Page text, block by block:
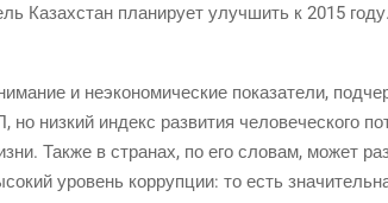
Казах­стан пла­ни­ру­ет улуч­шить к 2015
и не­экономические пока­за­те­ли,
низ­кий индекс раз­ви­тия чело­ве­че­ско­го
Так­же в стра­нах, по его сло­вам, может
уро­вень кор­руп­ции: то есть